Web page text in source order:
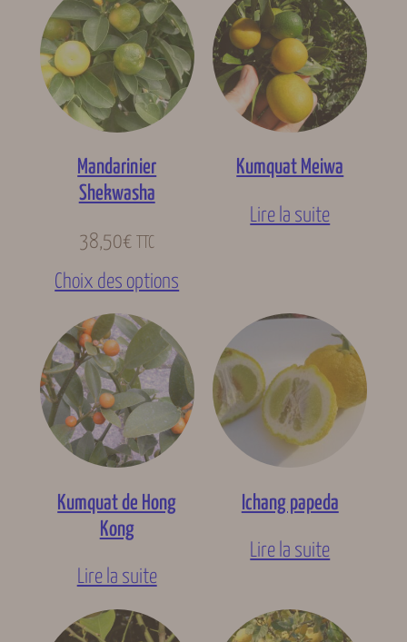
Mandarinier
Shekwasha
38,50€ TTC
Choix des options
Kumquat Meiwa
Lire la suite
Kumquat de Hong
Kong
Lire la suite
Ichang papeda
Lire la suite